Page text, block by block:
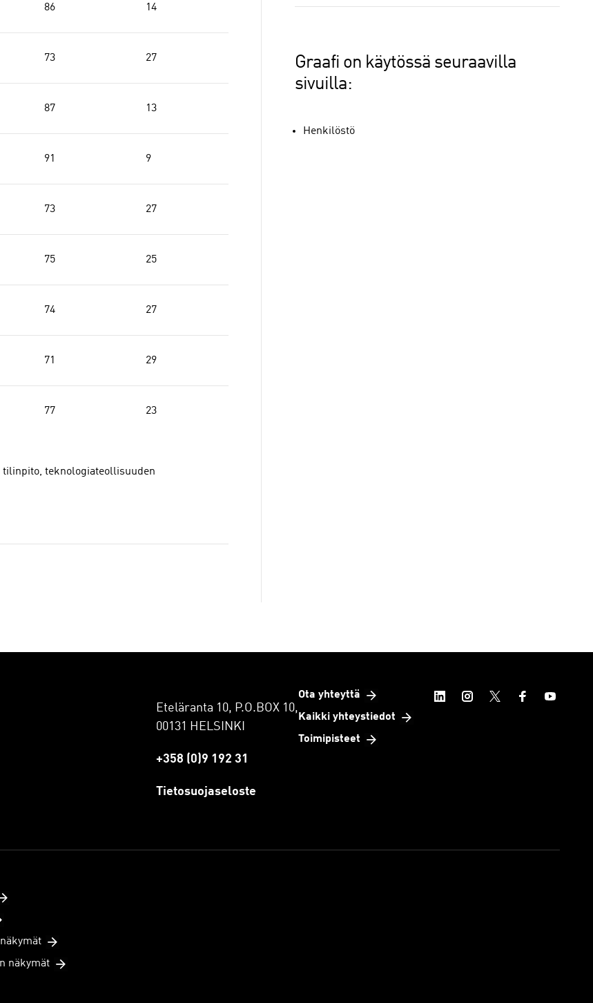
86 14
73 27
87 13
91 9
73 27
75 25
74 27
71 29
77 23
teknologiateollisuuden
Graafi on käytössä seuraavilla
sivuilla:
Henkilöstö
Eteläranta 10, P.O.BOX 10,
00131 HELSINKI
+358 (0)9 192 31
Tietosuojaseloste
Ota yhteyttä
Kaikki yhteystiedot
Toimipisteet
näkymät